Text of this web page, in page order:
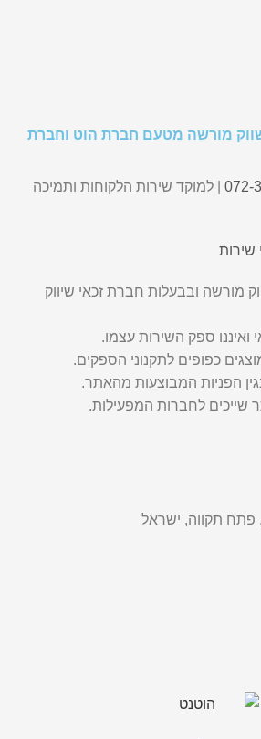
מורשה מטעם חברת הוט וחברת
072- | למוקד שירות הלקוחות ותמיכה
שירות
מורשה ובבעלות חברת זכאי שיווק
ואיננו ספק השירות עצמו.
כפופים לתקנוני הספקים.
הפניות המבוצעות מהאתר.
שייכים לחברות המפעילות.